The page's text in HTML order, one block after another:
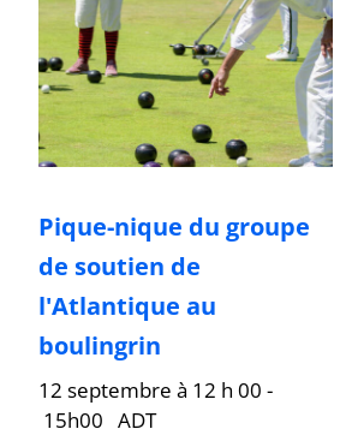
Pique-nique du groupe
de soutien de
l'Atlantique au
boulingrin
12 septembre à 12 h 00 -
15h00 ADT